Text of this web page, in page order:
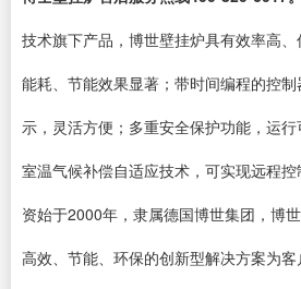
技术旗下产品，博世壁挂炉具有效率高
能耗、节能效果显著；带时间编程的控
示，灵活方便；多重安全保护功能，运行
室温气候补偿自适应技术，可实现远程
资始于2000年，隶属德国博世集团，博
高效、节能、环保的创新型解决方案为